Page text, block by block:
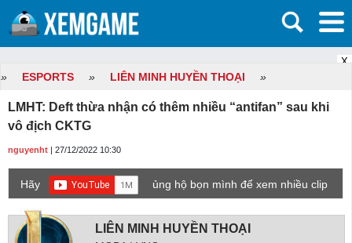
X
» ESPORTS » LIÊN MINH HUYỀN THOẠI »
LMHT: Deft thừa nhận có thêm nhiều “antifan” sau khi
vô địch CKTG
nguyenht | 27/12/2022 10:30
Hãy
ủng hộ bọn mình để xem nhiều clip
LIÊN MINH HUYỀN THOẠI